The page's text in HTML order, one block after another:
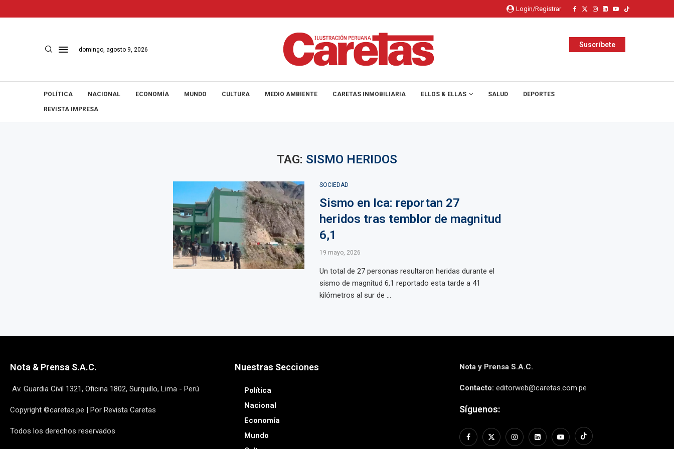
Login/Registrar
domingo, agosto 9, 2026
Suscríbete
POLÍTICA NACIONAL ECONOMÍA MUNDO CULTURA MEDIO AMBIENTE CARETAS INMOBILIARIA ELLOS & ELLAS SALUD DEPORTES
REVISTA IMPRESA
TAG: SISMO HERIDOS
SOCIEDAD
Sismo en Ica: reportan 27
heridos tras temblor de magnitud
6,1
19 mayo, 2026
Un total de 27 personas resultaron heridas durante el
sismo de magnitud 6,1 reportado esta tarde a 41
kilómetros al sur de ...
Nota & Prensa S.A.C.
Av. Guardia Civil 1321, Oficina 1802, Surquillo, Lima - Perú
Copyright ©caretas.pe | Por Revista Caretas
Todos los derechos reservados
Nuestras Secciones
Política
Nacional
Economía
Mundo
Nota y Prensa S.A.C.
Contacto: editorweb@caretas.com.pe
Síguenos: